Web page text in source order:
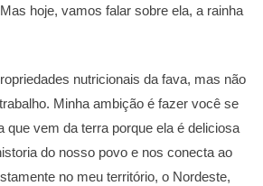
hoje, vamos falar sobre ela, a rainha
nutricionais da fava, mas não
Minha ambição é fazer você se
que vem da terra porque ela é deliciosa
do nosso povo e nos conecta ao
no meu território, o Nordeste,